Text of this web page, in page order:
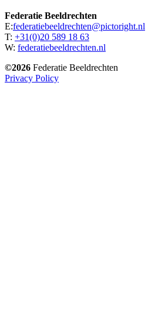
Federatie Beeldrechten
E:federatiebeeldrechten@pictoright.nl
T: +31(0)20 589 18 63
W: federatiebeeldrechten.nl
©2026 Federatie Beeldrechten
Privacy Policy